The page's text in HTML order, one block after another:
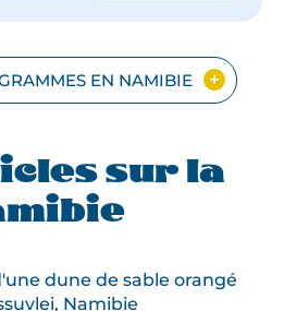
4X4
EN
PETIT
GOCHE
EN NAMIBIE
sur la